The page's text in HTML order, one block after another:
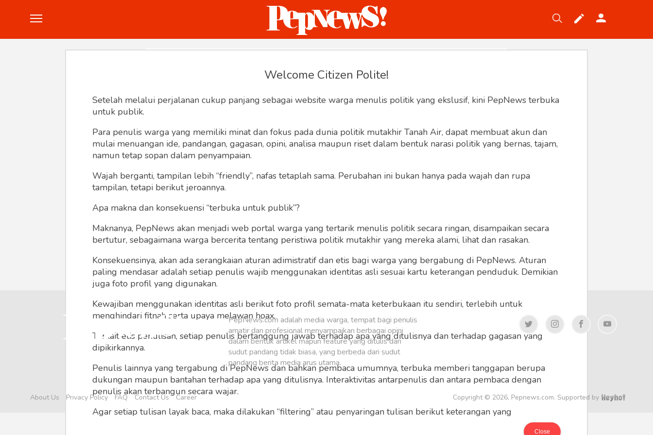
Ingat saya Lupa Sandi
Buat Akun Baru
Welcome Citizen Polite!
Setelah melalui perjalanan cukup panjang sebagai website warga menulis politik yang ekslusif, kini PepNews terbuka
untuk publik.
Para penulis warga yang memiliki minat dan fokus pada dunia politik mutakhir Tanah Air, dapat membuat akun dan
mulai menuangan ide, pandangan, gagasan, opini, analisa maupun riset dalam bentuk narasi politik yang bernas, tajam,
namun tetap sopan dalam penyampaian.
Wajah berganti, tampilan lebih “friendly”, nafas tetaplah sama. Perubahan ini bukan hanya pada wajah dan rupa
tampilan, tetapi berikut jeroannya.
Apa makna dan konsekuensi “terbuka untuk publik”?
Maknanya, PepNews akan menjadi web portal warga yang tertarik menulis politik secara ringan, disampaikan secara
bertutur, sebagaimana warga bercerita tentang peristiwa politik mutakhir yang mereka alami, lihat dan rasakan.
Konsekuensinya, akan ada serangkaian aturan adimistratif dan etis bagi warga yang bergabung di PepNews. Aturan
paling mendasar adalah setiap penulis wajib menggunakan identitas asli sesuai kartu keterangan penduduk. Demikian
juga foto profil yang digunakan.
Kewajiban menggunakan identitas asli berikut foto profil semata-mata keterbukaan itu sendiri, terlebih untuk
menghindari fitnah serta upaya melawan hoax.
Terkait etis penulisan, setiap penulis bertanggung jawab terhadap apa yang ditulisnya dan terhadap gagasan yang
dipikirkannya.
Penulis lainnya yang tergabung di PepNews dan bahkan pembaca umumnya, terbuka memberi tanggapan berupa
dukungan maupun bantahan terhadap apa yang ditulisnya. Interaktivitas antarpenulis dan antara pembaca dengan
penulis akan terbangun secara wajar.
Agar setiap tulisan layak baca, maka dilakukan “filtering” atau penyaringan tulisan berikut keterangan yang
Close
PepNews.com adalah media warga, tempat bagi penulis
amatir dan profesional menyampaikan berbagai opini
dalam bentuk artikel mapun feature yang ditulis dari
sudut pandang tidak biasa, yang berbeda dari sudut
pandang berita media arus utama.
About Us Privacy Policy FAQ Contact Us Career Copyright © 2026, Pepnews.com. Supported by